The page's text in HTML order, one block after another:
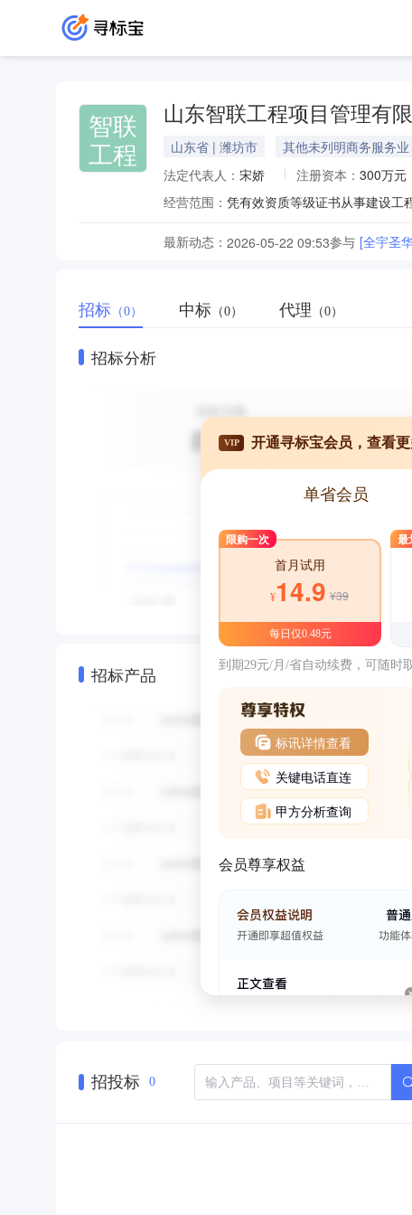
智联
工程
山东智联工程项目管理有
山东省 | 潍坊市 其他未列明商务服务业
法定代表人： 宋娇 注册资本： 300万元
经营范围：
最新动态： 2026-05-22 09:53参与 [全宇圣
招标 （0） 中标 （0） 代理 （0）
招标分析
招标产品
VIP 开通寻标宝会员，查看
单省会员
限购一次
首月试用
¥14.9 ¥39
每日仅0.48元
最
到期29元/月/省自动续费，可随时
标讯详情查看
关键电话直连
甲方分析查询
会员尊享权益
招投标 0